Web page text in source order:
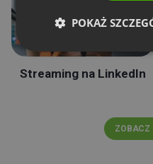
Streaming na LinkedIn
ZOBACZ
POKAŻ